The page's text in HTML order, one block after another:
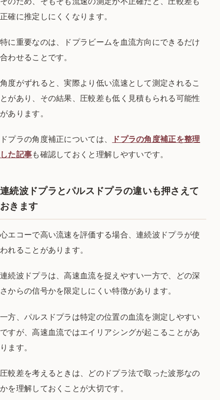
正確に推定しにくくなります。
特に重要なのは、ドプラビームを血流方向にできるだけ
合わせることです。
角度がずれると、実際より低い流速として測定されるこ
とがあり、その結果、圧較差も低く見積もられる可能性
があります。
ドプラの角度補正については、
ドプラの角度補正を整理
した記事も確認しておくと理解しやすいです。
連続波ドプラとパルスドプラの違いも押さえて
おきます
心エコーで高い流速を評価する場合、連続波ドプラが使
われることがあります。
連続波ドプラは、高速血流を捉えやすい一方で、どの深
さからの信号かを限定しにくい特徴があります。
一方、パルスドプラは特定の位置の血流を測定しやすい
ですが、高速血流ではエイリアシングが起こることがあ
ります。
圧較差を考えるときは、どのドプラ法で取った波形なの
かを理解しておくことが大切です。